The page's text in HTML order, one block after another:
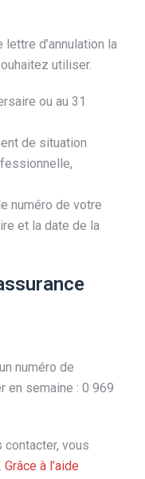
lettre d’annulation la
utiliser.
ou au 31
de situation
numéro de votre
et la date de la
numéro de
en semaine : 0 969
contacter, vous
Grâce à l’aide